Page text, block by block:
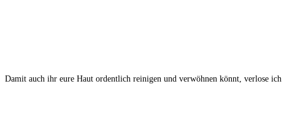
Damit auch ihr eure Haut ordentlich reinigen und verwöhnen könnt, verlose